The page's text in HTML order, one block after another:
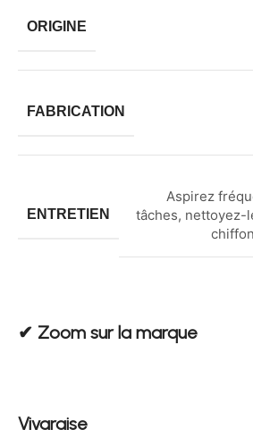
ORIGINE
FABRICATION
ENTRETIEN
Aspirez
tâches, nettoyez-
✔︎ Zoom sur la marque
Vivaraise